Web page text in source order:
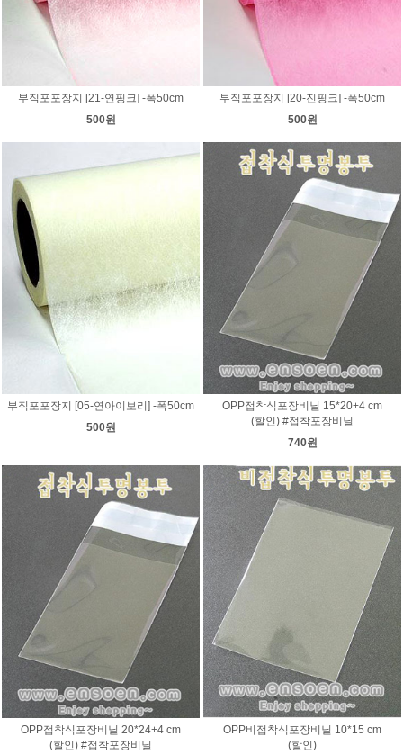
부직포포장지 [21-연핑크] -폭50cm
500원
부직포포장지 [20-진핑크] -폭50cm
500원
부직포포장지 [05-연아이보리] -폭50cm
500원
OPP접착식포장비닐 15*20+4 cm
(할인) #접착포장비닐
740원
OPP접착식포장비닐 20*24+4 cm
(할인) #접착포장비닐
OPP비접착식포장비닐 10*15 cm
(할인)